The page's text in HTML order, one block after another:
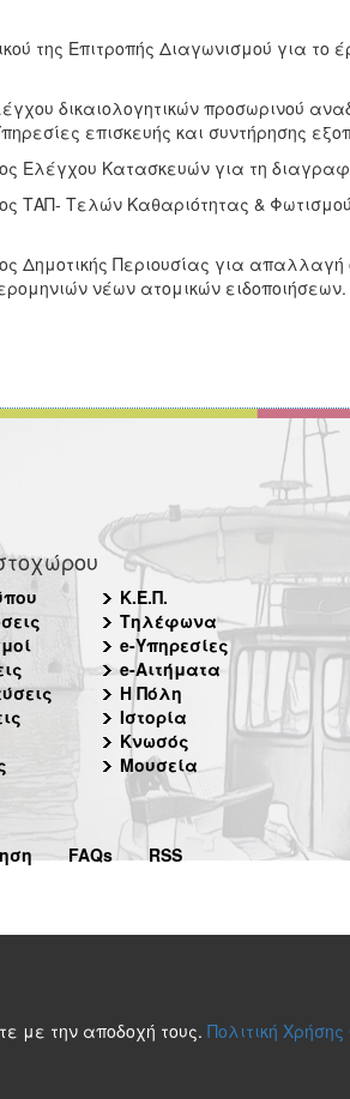
της Επιτροπής Διαγωνισμού για
δικαιολογητικών προσωρινού
επισκευής και συντήρησης
Ελέγχου Κατασκευών για τη
ΤΑΠ- Τελών Καθαριότητας &
Δημοτικής Περιουσίας για
νέων ατομικών ειδοποιήσεων.
Κ.Ε.Π.
Τηλέφωνα
e-Υπηρεσίες
e-Αιτήματα
Η Πόλη
Ιστορία
Κνωσός
Μουσεία
FAQs RSS
με την αποδοχή τους. Πολιτική Χρήσης